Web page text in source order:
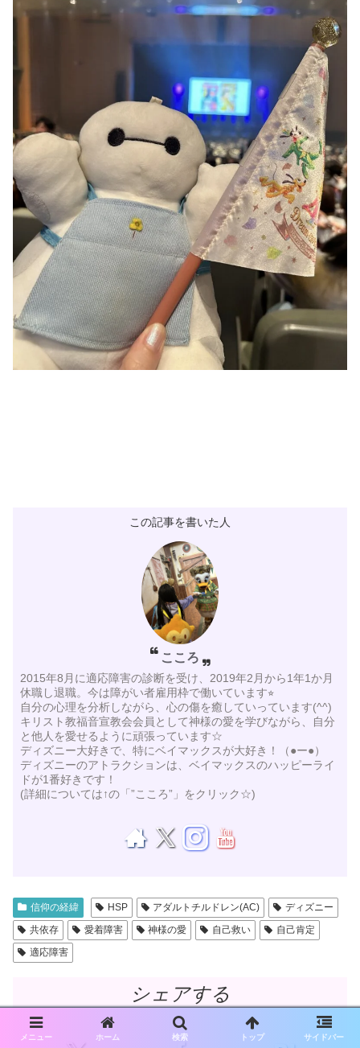
この記事を書いた人
こころ
2015年8月に適応障害の診断を受け、2019年2月から1年1か月
休職し退職。今は障がい者雇用枠で働いています⭐︎
自分の心理を分析しながら、心の傷を癒していっています(^^)
キリスト教福音宣教会会員として神様の愛を学びながら、自分
と他人を愛せるように頑張っています☆
ディズニー大好きで、特にベイマックスが大好き！（●ー●）
ディズニーのアトラクションは、ベイマックスのハッピーライ
ドが1番好きです！
(詳細については↑の「”こころ”」をクリック☆)
信仰の経緯 HSP アダルトチルドレン(AC)
ディズニー
共依存
愛着障害 神様の愛 自己救い
自己肯定
適応障害
シェアする
メニュー ホーム 検索 トップ サイドバー